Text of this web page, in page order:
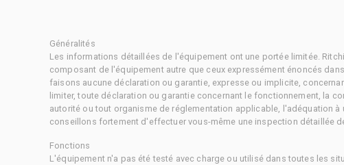
Généralités
Les informations détaillées de l'équipement ont une portée limitée.
composant de l'équipement autre que ceux expressément énoncés
faisons aucune déclaration ou garantie, expresse ou implicite,
limiter, toute déclaration ou garantie concernant le fonctionnement, la
autorité ou tout organisme de réglementation applicable, l'adéquation
conseillons fortement d'effectuer vous-même une inspection détaillée
Fonctions
L'équipement n'a pas été testé avec charge ou utilisé dans toutes les